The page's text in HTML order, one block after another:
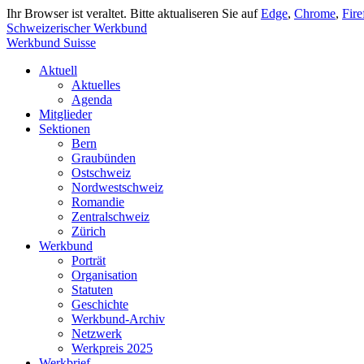
Ihr Browser ist veraltet. Bitte aktualiseren Sie aufEdge, Chrome,
Schweizerischer Werkbund
Werkbund Suisse
Aktuell
Aktuelles
Agenda
Mitglieder
Sektionen
Bern
Graubünden
Ostschweiz
Nordwestschweiz
Romandie
Zentralschweiz
Zürich
Werkbund
Porträt
Organisation
Statuten
Geschichte
Werkbund-Archiv
Netzwerk
Werkpreis 2025